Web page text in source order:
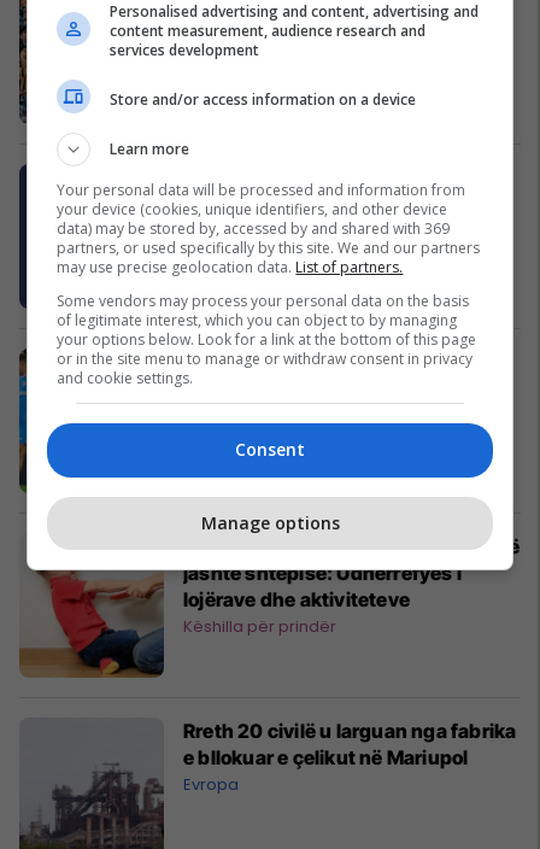
Turqisë pas 38 vitesh – festë e
jashtëzakonshme nga tifozët e
investuar vlerësohet e ulët
Financa
Athletic Bilbao mposht Atletico
Madridin me dy gola
Si t’i bëni fëmijët të luajnë më shumë
jashtë shtëpisë: Udhërrëfyes i
lojërave dhe aktiviteteve
Këshilla për prindër
Rreth 20 civilë u larguan nga fabrika
e bllokuar e çelikut në Mariupol
Evropa
Personalised advertising and content, advertising and
content measurement, audience research and
services development
Store and/or access information on a device
Learn more
Your personal data will be processed and information from
your device (cookies, unique identifiers, and other device
data) may be stored by, accessed by and shared with 369
partners, or used specifically by this site. We and our partners
may use precise geolocation data. List of partners.
Some vendors may process your personal data on the basis
of legitimate interest, which you can object to by managing
your options below. Look for a link at the bottom of this page
or in the site menu to manage or withdraw consent in privacy
and cookie settings.
Consent
Manage options